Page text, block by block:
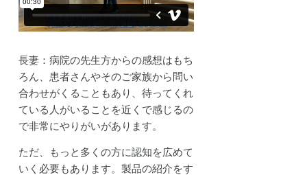
長妻：病院の先生方からの感想はもち
ろん、患者さんやそのご家族から問い
合わせがくることもあり、待ってくれ
ている人がいることを近くで感じるの
で非常にやりがいがあります。
ただ、もっと多くの方に認知を広めて
いく必要もあります。製品の紹介をす